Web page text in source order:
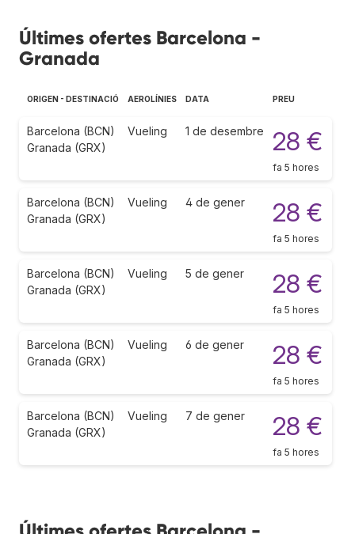
Últimes ofertes Barcelona -
Granada
ORIGEN - DESTINACIÓ AEROLÍNIES DATA PREU
Barcelona (BCN)
Granada (GRX)
Vueling 1 de desembre 28 €
fa 5 hores
Barcelona (BCN)
Granada (GRX)
Vueling 4 de gener 28 €
fa 5 hores
Barcelona (BCN)
Granada (GRX)
Vueling 5 de gener 28 €
fa 5 hores
Barcelona (BCN)
Granada (GRX)
Vueling 6 de gener 28 €
fa 5 hores
Barcelona (BCN)
Granada (GRX)
Vueling 7 de gener 28 €
fa 5 hores